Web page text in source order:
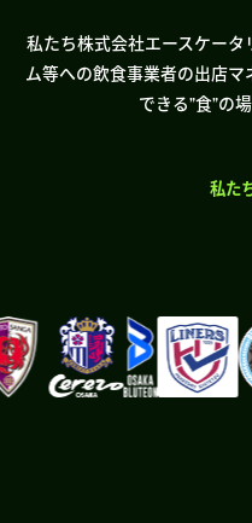
私たち株式会社エースケー
ム等への飲食事業者の出店
できる”食”の
私た